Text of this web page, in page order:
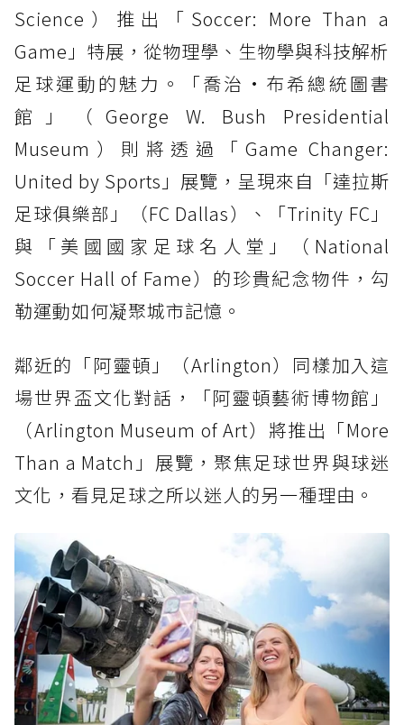
Science）推出「Soccer: More Than a
Game」特展，從物理學、生物學與科技解析
足球運動的魅力。「喬治·布希總統圖書
館」（George W. Bush Presidential
Museum）則將透過「Game Changer:
United by Sports」展覽，呈現來自「達拉斯
足球俱樂部」（FC Dallas）、「Trinity FC」
與「美國國家足球名人堂」（National
Soccer Hall of Fame）的珍貴紀念物件，勾
勒運動如何凝聚城市記憶。
鄰近的「阿靈頓」（Arlington）同樣加入這
場世界盃文化對話，「阿靈頓藝術博物館」
（Arlington Museum of Art）將推出「More
Than a Match」展覽，聚焦足球世界與球迷
文化，看見足球之所以迷人的另一種理由。